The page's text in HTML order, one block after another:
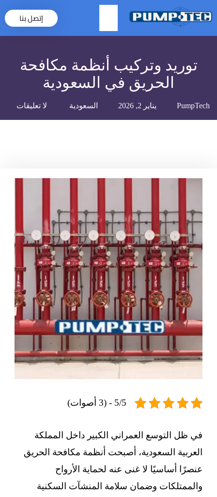
×
إتصل بنا
توريد وتركيب أنظمة مكافحة
الحريق في السعودية
PumpTech يناير 2, 2026 السعودية لا تعليقات
5/5 - (3 أصوات)
في ظل التوسع العمراني الكبير داخل المملكة
العربية السعودية، أصبحت أنظمة مكافحة الحريق
عنصرًا أساسيًا لا غنى عنه لحماية الأرواح
والممتلكات وضمان سلامة المنشآت السكنية